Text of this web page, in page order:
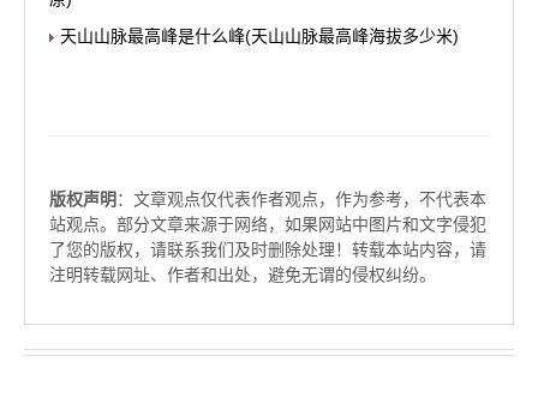
天山山脉最高峰是什么峰(天山山脉最高峰海拔多少米)
版权声明 ：文章观点仅代表作者观点，作为参考，不代表本
站观点。部分文章来源于网络，如果网站中图片和文字侵犯
了您的版权，请联系我们及时删除处理！转载本站内容，请
注明转载网址、作者和出处，避免无谓的侵权纠纷。